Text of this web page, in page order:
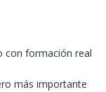
con formación real
más importante